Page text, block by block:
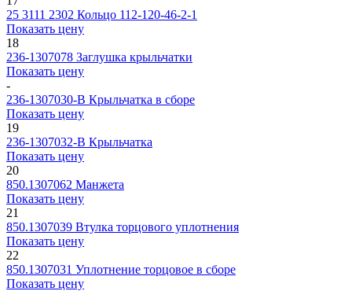
25 3111 2302 Кольцо 112-120-46-2-1
Показать цену
18
236-1307078 Заглушка крыльчатки
Показать цену
-
236-1307030-В Крыльчатка в сборе
Показать цену
19
236-1307032-В Крыльчатка
Показать цену
20
850.1307062 Манжета
Показать цену
21
850.1307039 Втулка торцового уплотнения
Показать цену
22
850.1307031 Уплотнение торцовое в сборе
Показать цену